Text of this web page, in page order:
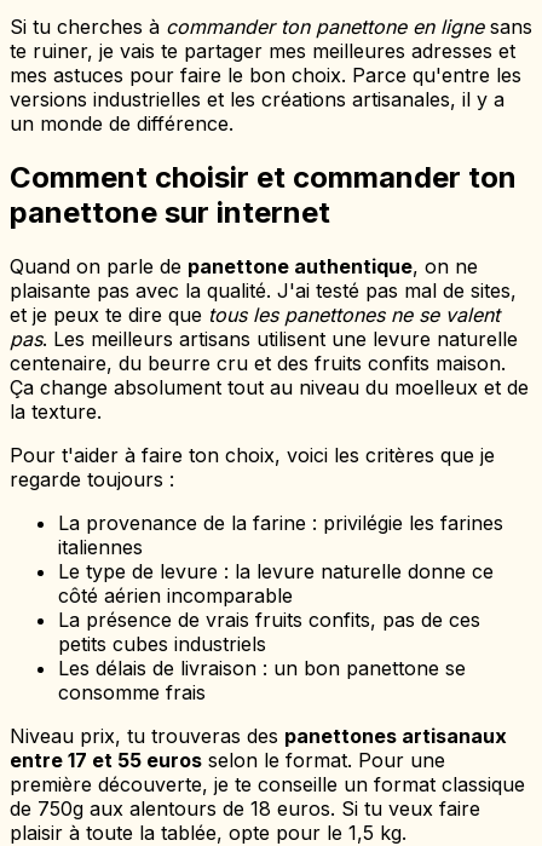
Si tu cherches à commander ton panettone en lignesans
te ruiner, je vais te partager mes meilleures adresses et
mes astuces pour faire le bon choix. Parce qu'entre les
versions industrielles et les créations artisanales, il y a
un monde de différence.
Comment choisir et commander ton
panettone sur internet
Quand on parle de panettone authentique, on ne
plaisante pas avec la qualité. J'ai testé pas mal de sites,
et je peux te dire que tous les panettones ne se valent
pas. Les meilleurs artisans utilisent une levure naturelle
centenaire, du beurre cru et des fruits confits maison.
Ça change absolument tout au niveau du moelleux et de
la texture.
Pour t'aider à faire ton choix, voici les critères que je
regarde toujours :
La provenance de la farine : privilégie les farines
italiennes
Le type de levure : la levure naturelle donne ce
côté aérien incomparable
La présence de vrais fruits confits, pas de ces
petits cubes industriels
Les délais de livraison : un bon panettone se
consomme frais
Niveau prix, tu trouveras des panettones artisanaux
entre 17 et 55 euros selon le format. Pour une
première découverte, je te conseille un format classique
de 750g aux alentours de 18 euros. Si tu veux faire
plaisir à toute la tablée, opte pour le 1,5 kg.